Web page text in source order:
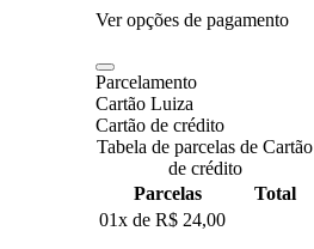
Ver opções de pagamento
Parcelamento
Cartão Luiza
Cartão de crédito
Tabela de parcelas de Cartão
de crédito
Parcelas
Total
01x de R$ 24,00